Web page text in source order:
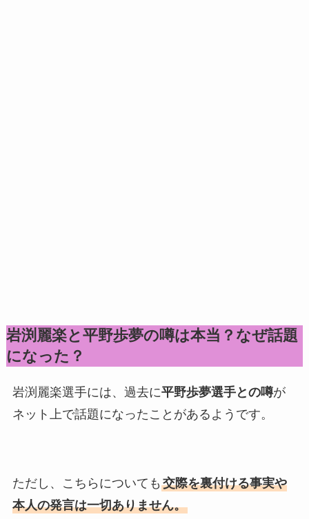
岩渕麗楽と平野歩夢の噂は本当？なぜ話題
になった？
岩渕麗楽選手には、過去に平野歩夢選手との噂が
ネット上で話題になったことがあるようです。
ただし、こちらについても 交際を裏付ける事実や
本人の発言は一切ありません。